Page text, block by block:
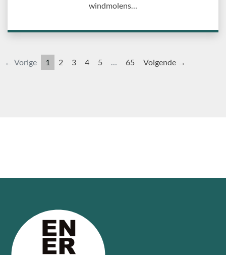
windmolens…
← Vorige 1 2 3 4 5 … 65 Volgende →